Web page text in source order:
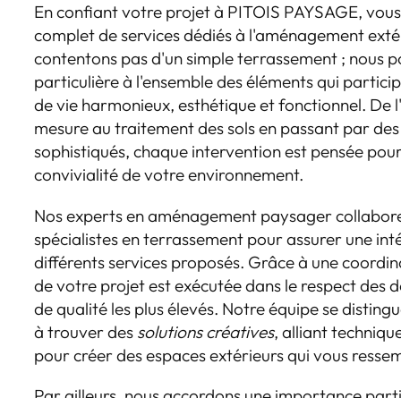
En confiant votre projet à PITOIS PAYSAGE,
complet de services dédiés à l'aménagement
contentons pas d'un simple terrassement ; nous
particulière à l'ensemble des éléments qui
de vie harmonieux, esthétique et fonctionnel.
mesure au traitement des sols en passant par
sophistiqués, chaque intervention est pensée
convivialité de votre environnement.
Nos experts en aménagement paysager
spécialistes en terrassement pour assurer une
différents services proposés. Grâce à une
de votre projet est exécutée dans le respect des
de qualité les plus élevés. Notre équipe se
à trouver des solutions créatives, alliant
pour créer des espaces extérieurs qui vous